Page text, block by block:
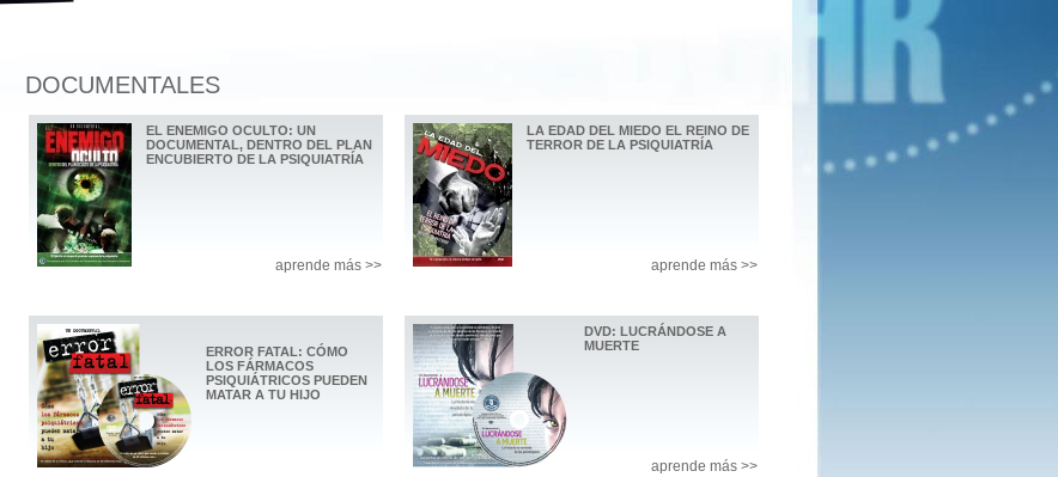
DOCUMENTALES
EL ENEMIGO OCULTO: UN
DOCUMENTAL, DENTRO DEL PLAN
ENCUBIERTO DE LA PSIQUIATRÍA
aprende más >>
LA EDAD DEL MIEDO EL REINO DE
TERROR DE LA PSIQUIATRÍA
aprende más >>
ERROR FATAL: CÓMO
LOS FÁRMACOS
PSIQUIÁTRICOS PUEDEN
MATAR A TU HIJO
DVD: LUCRÁNDOSE A
MUERTE
aprende más >>